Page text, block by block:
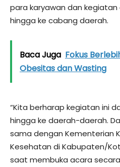
para karyawan dan
hingga ke cabang daerah.
Baca Juga Fokus
Obesitas dan Wasting
“Kita berharap kegiatan ini
hingga ke daerah-daerah.
sama dengan Kementerian
Kesehatan di Kabupaten/
saat membuka acara